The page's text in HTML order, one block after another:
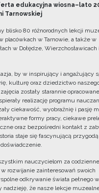
edukacyjna wiosna–lato
Tarnowskiej
blisko 80 różnorodnych lekcji
placówkach w Tarnowie, a także w
w Dołędze, Wierzchosławicach i
by w inspirujący i angażujący
kulturę oraz dziedzictwo
zostały starannie
realizację programu
ciekawość, wyobraźnię i pasję
formy pracy, ciekawe
oraz bezpośredni kontakt z
staje się fascynującą przygodą
nauczycielom za codzienne
w rozwijanie zainteresowań swoich
odkrywanie świata pełnego
nadzieję, że nasze lekcje